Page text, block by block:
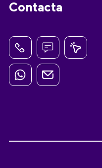
Contacta